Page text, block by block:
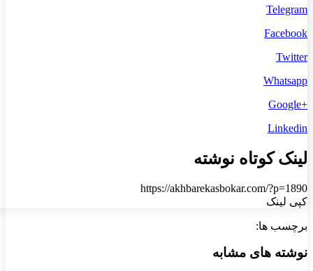
Telegram
Facebook
Twitter
Whatsapp
+Google
Linkedin
لینک کوتاه نوشته
https://akhbarekasbokar.com/?p=1890
کپی لینک
برچسب ها:
نوشته های مشابه